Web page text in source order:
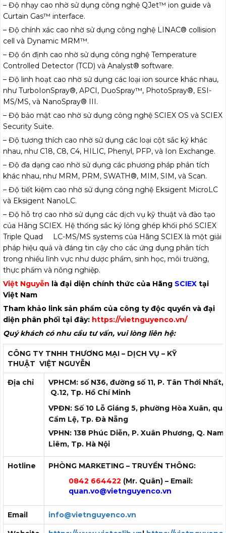
– Độ nhạy cao nhờ sử dụng công nghệ QJet™ ion guide và
Curtain Gas™ interface.
– Độ chính xác cao nhờ sử dụng công nghệ LINAC® collision
cell và Dynamic MRM™.
– Độ ổn định cao nhờ sử dụng công nghệ Temperature
Controlled Detector (TCD) và Analyst® software.
– Độ linh hoạt cao nhờ sử dụng các loại ion source khác nhau,
như TurboIonSpray®, APCI, DuoSpray™, PhotoSpray®, ESI-
MS/MS, và NanoSpray® III.
– Độ bảo mật cao nhờ sử dụng công nghệ SCIEX OS và SCIEX
Security Suite.
– Độ tương thích cao nhờ sử dụng các loại cột sắc ký khác
nhau, như C18, C8, C4, HILIC, Phenyl, PFP, và Ion Exchange.
– Độ đa dạng cao nhờ sử dụng các phương pháp phân tích
khác nhau, như MRM, PRM, SWATH®, MIM, SIM, và Scan.
– Độ tiết kiệm cao nhờ sử dụng công nghệ Eksigent MicroLC
và Eksigent NanoLC.
– Độ hỗ trợ cao nhờ sử dụng các dịch vụ kỹ thuật và đào tạo
của Hãng SCIEX. Hệ thống sắc ký lỏng ghép khối phổ SCIEX
Triple Quad LC-MS/MS systems của Hãng SCIEX là một giải
pháp hiệu quả và đáng tin cậy cho các ứng dụng phân tích
trong nhiều lĩnh vực như dược phẩm, sinh học, môi trường,
thực phẩm và nông nghiệp.
Việt Nguyễn là đại diện chính thức của Hãng SCIEX tại
Việt Nam
Tham khảo link sản phẩm của công ty độc quyền và đại
diện phân phối tại đây: https://vietnguyenco.vn/
Quý khách có nhu cầu tư vấn, vui lòng liên hệ:
CÔNG TY TNHH THƯƠNG MẠI – DỊCH VỤ – KỸ
THUẬT VIỆT NGUYỄN
Địa chỉ
VPHCM: số N36, đường số 11, P. Tân Thới Nhất,
Q.12, Tp. Hồ Chí Minh
VPĐN: Số 10 Lỗ Giáng 5, phường Hòa Xuân,
Cẩm Lệ, Tp. Đà Nẵng
VPHN: 138 Phúc Diễn, P. Xuân Phương, Q.
Liêm, Tp. Hà Nội
Hotline
PHÒNG MARKETING – TRUYỀN THÔNG:
0842 664422 (Mr. Quân) – Email:
quan.vo@vietnguyenco.vn
Email info@vietnguyenco.vn